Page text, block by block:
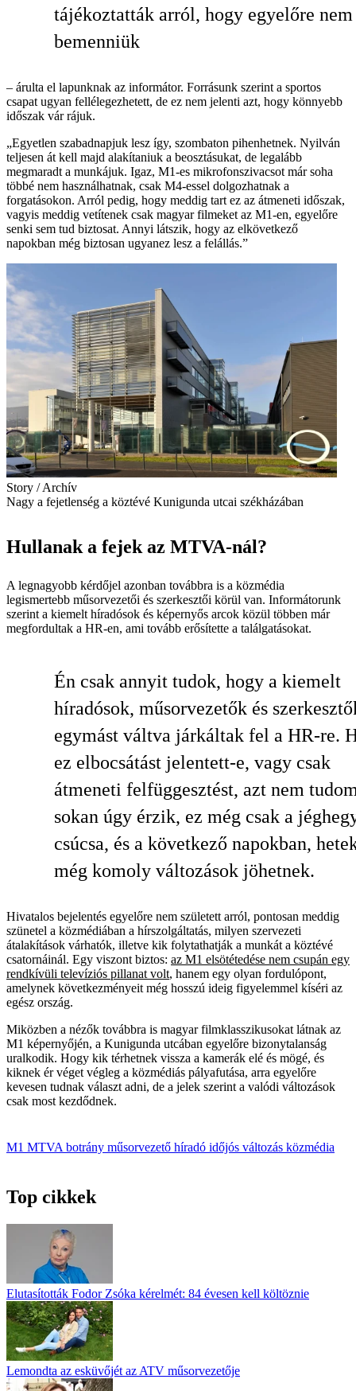
tájékoztatták arról, hogy egyelőre
bemenniük
– árulta el lapunknak az informátor. Forrásunk szerint a sportos
csapat ugyan fellélegezhetett, de ez nem jelenti azt, hogy könnyebb
időszak vár rájuk.
„Egyetlen szabadnapjuk lesz így, szombaton pihenhetnek. Nyilván
teljesen át kell majd alakítaniuk a beosztásukat, de legalább
megmaradt a munkájuk. Igaz, M1-es mikrofonszivacsot már soha
többé nem használhatnak, csak M4-essel dolgozhatnak a
forgatásokon. Arról pedig, hogy meddig tart ez az átmeneti időszak,
vagyis meddig vetítenek csak magyar filmeket az M1-en, egyelőre
senki sem tud biztosat. Annyi látszik, hogy az elkövetkező
napokban még biztosan ugyanez lesz a felállás.”
Story / Archív
Nagy a fejetlenség a köztévé Kunigunda utcai székházában
Hullanak a fejek az MTVA-nál?
A legnagyobb kérdőjel azonban továbbra is a közmédia
legismertebb műsorvezetői és szerkesztői körül van. Informátorunk
szerint a kiemelt híradósok és képernyős arcok közül többen már
megfordultak a HR-en, ami tovább erősítette a találgatásokat.
Én csak annyit tudok, hogy a kiemelt
híradósok, műsorvezetők és
egymást váltva járkáltak fel a HR-re.
ez elbocsátást jelentett-e, vagy csak
átmeneti felfüggesztést, azt nem
sokan úgy érzik, ez még csak a
csúcsa, és a következő napokban,
még komoly változások jöhetnek.
Hivatalos bejelentés egyelőre nem született arról, pontosan meddig
szünetel a közmédiában a hírszolgáltatás, milyen szervezeti
átalakítások várhatók, illetve kik folytathatják a munkát a köztévé
csatornáinál. Egy viszont biztos: az M1 elsötétedése nem csupán egy
rendkívüli televíziós pillanat volt, hanem egy olyan fordulópont,
amelynek következményeit még hosszú ideig figyelemmel kíséri az
egész ország.
Miközben a nézők továbbra is magyar filmklasszikusokat látnak az
M1 képernyőjén, a Kunigunda utcában egyelőre bizonytalanság
uralkodik. Hogy kik térhetnek vissza a kamerák elé és mögé, és
kiknek ér véget végleg a közmédiás pályafutása, arra egyelőre
kevesen tudnak választ adni, de a jelek szerint a valódi változások
csak most kezdődnek.
M1 MTVA botrány műsorvezető híradó időjós változás közmédia
Top cikkek
Elutasították Fodor Zsóka kérelmét: 84 évesen kell költöznie
Lemondta az esküvőjét az ATV műsorvezetője